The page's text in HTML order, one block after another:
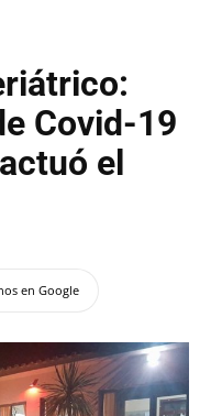
Covid-19
el
en Google